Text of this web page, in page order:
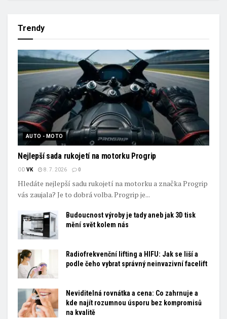
Trendy
AUTO - MOTO
Nejlepší sada rukojetí na motorku Progrip
OD VK 8. 7. 2026 0
Hledáte nejlepší sadu rukojetí na motorku a značka Progrip
vás zaujala? Je to dobrá volba. Progrip je...
Budoucnost výroby je tady aneb jak 3D tisk
mění svět kolem nás
Radiofrekvenční lifting a HIFU: Jak se liší a
podle čeho vybrat správný neinvazivní facelift
Neviditelná rovnátka a cena: Co zahrnuje a
kde najít rozumnou úsporu bez kompromisů
na kvalitě